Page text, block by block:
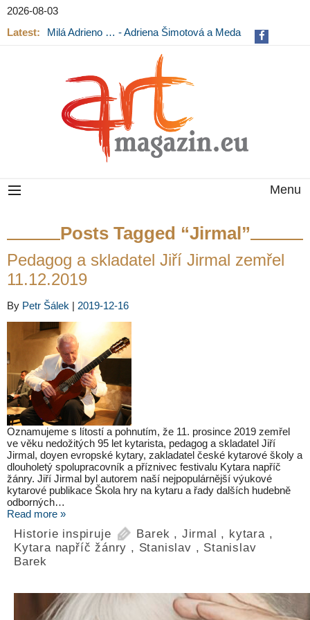
2026-08-03
Latest:
Milá Adrieno … - Adriena Šimotová a Meda
Menu
Posts Tagged “Jirmal”
Pedagog a skladatel Jiří Jirmal zemřel
11.12.2019
By Petr Šálek | 2019-12-16
Oznamujeme s lítostí a pohnutím, že 11. prosince 2019 zemřel
ve věku nedožitých 95 let kytarista, pedagog a skladatel Jiří
Jirmal, doyen evropské kytary, zakladatel české kytarové školy a
dlouholetý spolupracovník a příznivec festivalu Kytara napříč
žánry. Jiří Jirmal byl autorem naší nejpopulárnější výukové
kytarové publikace Škola hry na kytaru a řady dalších hudebně
odborných…
Read more »
Historie inspiruje Barek , Jirmal , kytara,
Kytara napříč žánry , Stanislav , Stanislav
Barek